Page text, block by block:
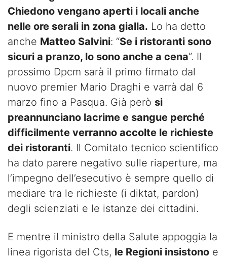
Chiedono vengano aperti i locali anche
nelle ore serali in zona gialla. Lo ha detto
anche Matteo Salvini: “Se i ristoranti sono
sicuri a pranzo, lo sono anche a cena”. Il
prossimo Dpcm sarà il primo firmato dal
nuovo premier Mario Draghi e varrà dal 6
marzo fino a Pasqua. Già però si
preannunciano lacrime e sangue perché
difficilmente verranno accolte le richieste
dei ristoranti. Il Comitato tecnico scientifico
ha dato parere negativo sulle riaperture, ma
l’impegno dell’esecutivo è sempre quello di
mediare tra le richieste (i diktat, pardon)
degli scienziati e le istanze dei cittadini.
E mentre il ministro della Salute appoggia la
linea rigorista del Cts, le Regioni insistono e